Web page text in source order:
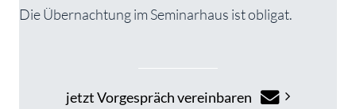
Die Übernachtung im Seminarhaus ist obligat.
jetzt Vorgespräch vereinbaren